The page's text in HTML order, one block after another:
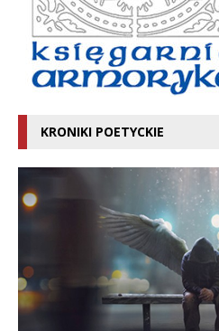
KRONIKI POETYCKIE